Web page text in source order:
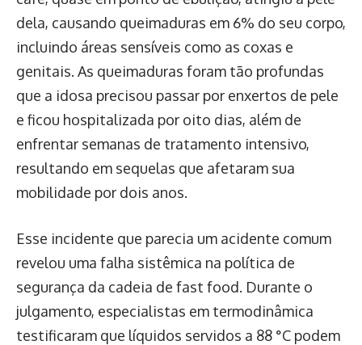
dela, causando queimaduras em 6% do seu corpo,
incluindo áreas sensíveis como as coxas e
genitais. As queimaduras foram tão profundas
que a idosa precisou passar por enxertos de pele
e ficou hospitalizada por oito dias, além de
enfrentar semanas de tratamento intensivo,
resultando em sequelas que afetaram sua
mobilidade por dois anos.
Esse incidente que parecia um acidente comum
revelou uma falha sistêmica na política de
segurança da cadeia de fast food. Durante o
julgamento, especialistas em termodinâmica
testificaram que líquidos servidos a 88 °C podem